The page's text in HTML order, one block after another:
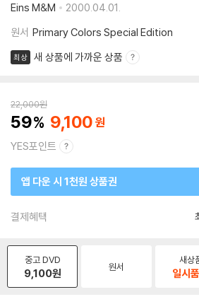
Eins M&M
2000.04.01.
원서 Primary Colors Special Edition
최상 새 상품에 가까운 상품
22,000원
59 9,100
YES포인트
앱 다운 시 1천원 상품권
결제혜택
중고 DVD
9,100원 원서
새상
일시